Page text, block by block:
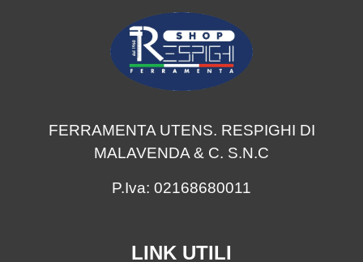
FERRAMENTA UTENS. RESPIGHI DI
MALAVENDA & C. S.N.C
P.Iva: 02168680011
LINK UTILI